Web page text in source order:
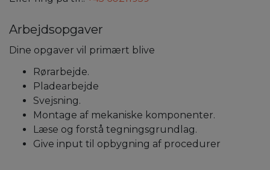
Arbejdsopgaver
Dine opgaver vil primært blive
Rørarbejde.
Pladearbejde
Svejsning.
Montage af mekaniske komponenter.
Læse og forstå tegningsgrundlag.
Give input til opbygning af procedurer